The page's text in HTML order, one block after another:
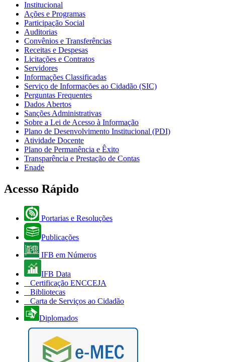
Institucional
Ações e Programas
Participação Social
Auditorias
Convênios e Transferências
Receitas e Despesas
Licitações e Contratos
Servidores
Informações Classificadas
Serviço de Informações ao Cidadão (SIC)
Perguntas Frequentes
Dados Abertos
Sanções Administrativas
Sobre a Lei de Acesso à Informação
Plano de Desenvolvimento Institucional (PDI)
Atividade Docente
Plano de Permanência e Êxito
Transparência e Prestação de Contas
Enade
Acesso Rápido
Portarias e Resoluções
Publicações
IFB em Números
IFB Data
Certificação ENCCEJA
Bibliotecas
Carta de Serviços ao Cidadão
Diplomados